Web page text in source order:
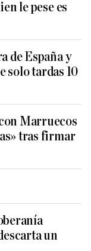
le pese es
de España y
solo tardas 10
Marruecos
tras firmar
un